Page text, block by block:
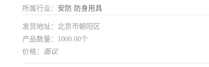
所属行业： 安防 防身用具
发货地址：北京市朝阳区
产品数量：1000.00个
价格： 面议